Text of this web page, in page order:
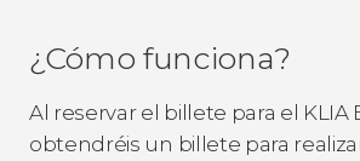
¿Cómo funciona?
Al reservar el billete para el KLIA
obtendréis un billete para